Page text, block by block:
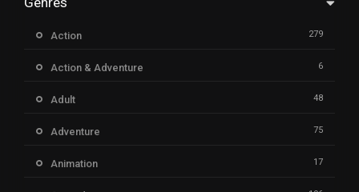
Action 279
Action & Adventure 6
Adult 48
Adventure 75
Animation 17